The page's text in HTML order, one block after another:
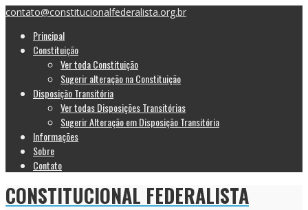
contato@constitucionalfederalista.org.br
Principal
Constituição
Ver toda Constituição
Sugerir alteração na Constituição
Disposição Transitória
Ver todas Disposições Transitórias
Sugerir Alteração em Disposição Transitória
Informações
Sobre
Contato
CONSTITUCIONAL FEDERALISTA